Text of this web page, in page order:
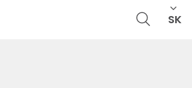
SK